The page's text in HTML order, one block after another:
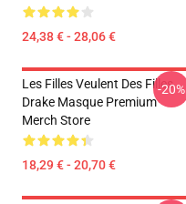
24,38 € - 28,06 €
Les Filles Veulent Des Filles
Drake Masque Premium
Merch Store
18,29 € - 20,70 €
-20%